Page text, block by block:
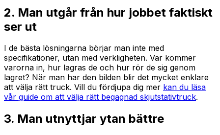
2. Man utgår från hur jobbet faktiskt
ser ut
I de bästa lösningarna börjar man inte med
specifikationer, utan med verkligheten. Var kommer
varorna in, hur lagras de och hur rör de sig genom
lagret? När man har den bilden blir det mycket enklare
att välja rätt truck. Vill du fördjupa dig mer kan du läsa
vår guide om att välja rätt begagnad skjutstativtruck.
3. Man utnyttjar ytan bättre